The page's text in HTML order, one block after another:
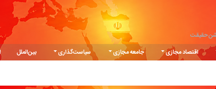
حقیقت
اقتصاد مجازی جامعه مجازی سیاست‌گذاری بین‌الملل